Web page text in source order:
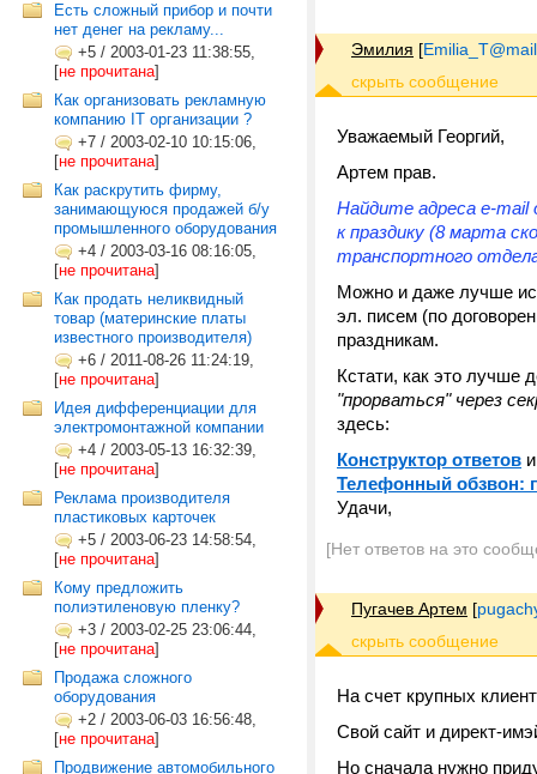
Есть сложный прибор и почти
нет денег на рекламу...
+5 / 2003-01-23 11:38:55,
[не прочитана]
Как организовать рекламную
компанию IT организации ?
+7 / 2003-02-10 10:15:06,
[не прочитана]
Как раскрутить фирму,
занимающуюся продажей б/у
промышленного оборудования
+4 / 2003-03-16 08:16:05,
[не прочитана]
Как продать неликвидный
товар (материнские платы
известного производителя)
+6 / 2011-08-26 11:24:19,
[не прочитана]
Идея дифференциации для
электромонтажной компании
+4 / 2003-05-13 16:32:39,
[не прочитана]
Реклама производителя
пластиковых карточек
+5 / 2003-06-23 14:58:54,
[не прочитана]
Кому предложить
полиэтиленовую пленку?
+3 / 2003-02-25 23:06:44,
[не прочитана]
Продажа сложного
оборудования
+2 / 2003-06-03 16:56:48,
[не прочитана]
Продвижение автомобильного
Эмилия [
Уважаемый Георгий,
Артем прав.
Найдите адреса e-
к праздику (8 марта
транспортного
Можно и даже лучше
эл. писем (по
праздникам.
Кстати, как это лучше
"прорваться" через
здесь:
Конструктор ответов
Телефонный обзвон:
Удачи,
[Нет ответов на это
Пугачев Артем [
На счет крупных
Свой сайт и директ-
Но сначала нужно